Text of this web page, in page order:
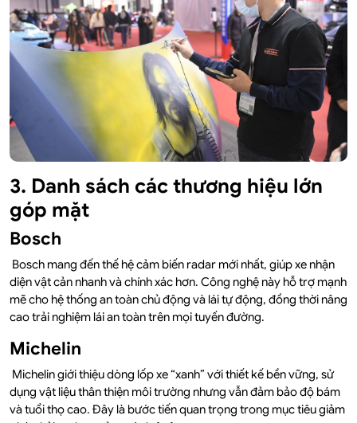
3. Danh sách các thương hiệu lớn
góp mặt
Bosch
Bosch mang đến thế hệ cảm biến radar mới nhất, giúp xe nhận
diện vật cản nhanh và chính xác hơn. Công nghệ này hỗ trợ mạnh
mẽ cho hệ thống an toàn chủ động và lái tự động, đồng thời nâng
cao trải nghiệm lái an toàn trên mọi tuyến đường.
Michelin
Michelin giới thiệu dòng lốp xe “xanh” với thiết kế bền vững, sử
dụng vật liệu thân thiện môi trường nhưng vẫn đảm bảo độ bám
và tuổi thọ cao. Đây là bước tiến quan trọng trong mục tiêu giảm